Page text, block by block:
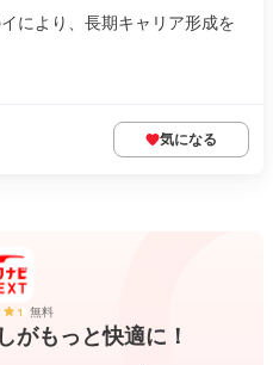
により、長期キャリア形成を
気になる
無料
がもっと快適に！